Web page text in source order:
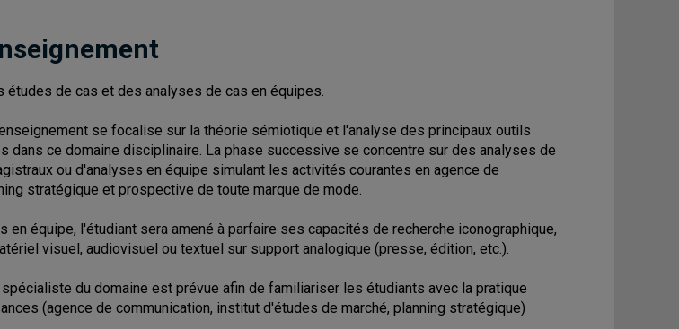
études de cas et des analyses de cas en équipes.
se focalise sur la théorie sémiotique et l'analyse des principaux outils
dans ce domaine disciplinaire. La phase successive se concentre sur des analyses de
ou d'analyses en équipe simulant les activités courantes en agence de
stratégique et prospective de toute marque de mode.
en équipe, l'étudiant sera amené à parfaire ses capacités de recherche iconographique,
visuel, audiovisuel ou textuel sur support analogique (presse, édition, etc.).
du domaine est prévue afin de familiariser les étudiants avec la pratique
(agence de communication, institut d'études de marché, planning stratégique)